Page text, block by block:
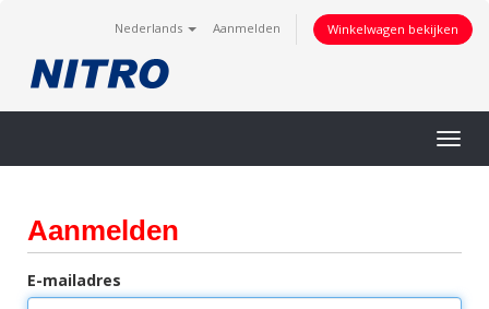
Nederlands Aanmelden Winkelwagen bekijken
Aanmelden
E-mailadres